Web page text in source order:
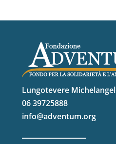
Lungotevere
06 39725888
info@adventum.org